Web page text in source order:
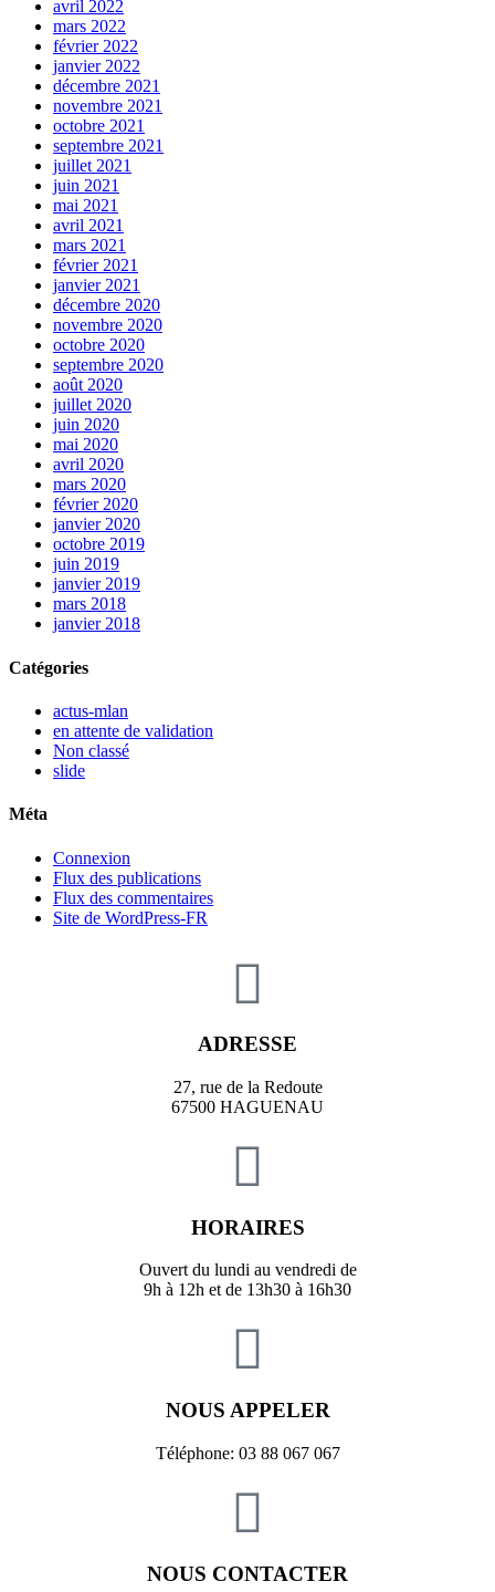
avril 2022
mars 2022
février 2022
janvier 2022
décembre 2021
novembre 2021
octobre 2021
septembre 2021
juillet 2021
juin 2021
mai 2021
avril 2021
mars 2021
février 2021
janvier 2021
décembre 2020
novembre 2020
octobre 2020
septembre 2020
août 2020
juillet 2020
juin 2020
mai 2020
avril 2020
mars 2020
février 2020
janvier 2020
octobre 2019
juin 2019
janvier 2019
mars 2018
janvier 2018
Catégories
actus-mlan
en attente de validation
Non classé
slide
Méta
Connexion
Flux des publications
Flux des commentaires
Site de WordPress-FR
ADRESSE
27, rue de la Redoute
67500 HAGUENAU
HORAIRES
Ouvert du lundi au vendredi de
9h à 12h et de 13h30 à 16h30
NOUS APPELER
Téléphone: 03 88 067 067
NOUS CONTACTER